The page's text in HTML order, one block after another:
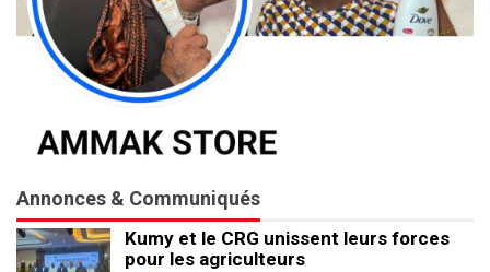
Annonces & Communiqués
Kumy et le CRG unissent leurs forces
pour les agriculteurs